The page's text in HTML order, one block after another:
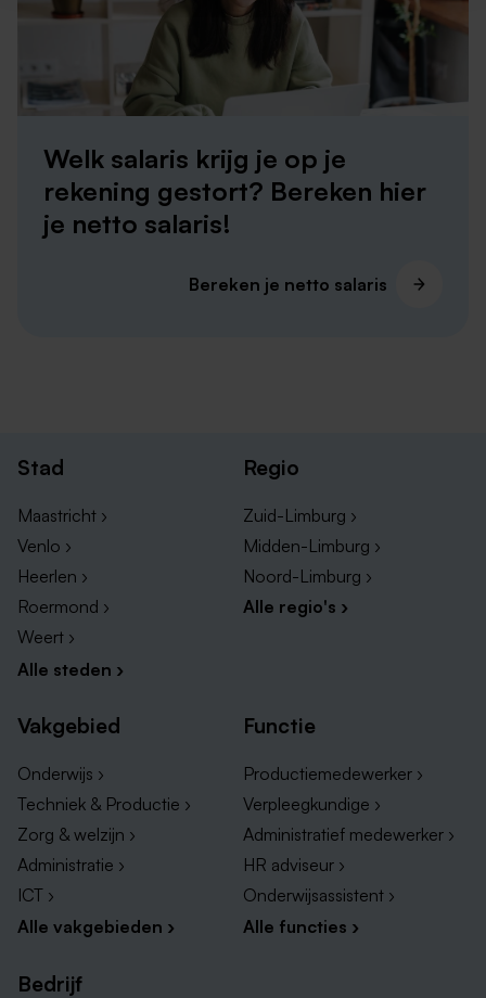
ICT vacatures in Heerlen
ICT vacatures in Limburg
ICT vacatures in Maastricht
ICT vacatures in Roermond
ICT vacatures in Zuid-Limburg
Welk salaris krijg je op je
rekening gestort? Bereken hier
je netto salaris!
Bereken je netto salaris
Stad
Maastricht ›
Venlo ›
Heerlen ›
Roermond ›
Weert ›
Alle steden ›
Regio
Zuid-Limburg ›
Midden-Limburg ›
Noord-Limburg ›
Alle regio's ›
Vakgebied
Onderwijs ›
Techniek & Productie ›
Zorg & welzijn ›
Administratie ›
ICT ›
Alle vakgebieden ›
Functie
Productiemedewerker ›
Verpleegkundige ›
Administratief medewerker ›
HR adviseur ›
Onderwijsassistent ›
Alle functies ›
Bedrijf